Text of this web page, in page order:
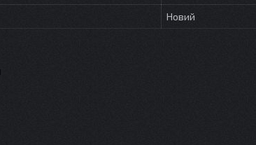
Новий